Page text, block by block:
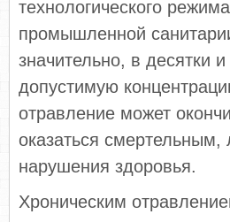
технологического
промышленной
значительно, в десятки
допустимую
отравление может
оказаться
нарушения здоровья.
Хроническим